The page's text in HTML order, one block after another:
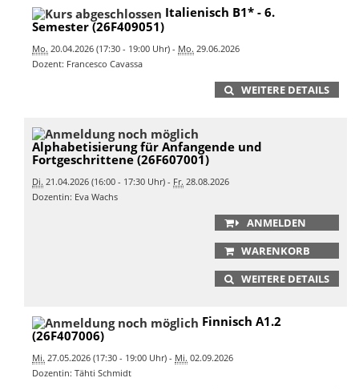
Italienisch B1* - 6.
Semester (26F409051)
Mo. 20.04.2026 (17:30 - 19:00 Uhr) - Mo. 29.06.2026
Dozent: Francesco Cavassa
WEITERE DETAILS
Alphabetisierung für Anfangende und
Fortgeschrittene (26F607001)
Di. 21.04.2026 (16:00 - 17:30 Uhr) - Fr. 28.08.2026
Dozentin: Eva Wachs
ANMELDEN
WARENKORB
WEITERE DETAILS
Finnisch A1.2
(26F407006)
Mi. 27.05.2026 (17:30 - 19:00 Uhr) - Mi. 02.09.2026
Dozentin: Tähti Schmidt